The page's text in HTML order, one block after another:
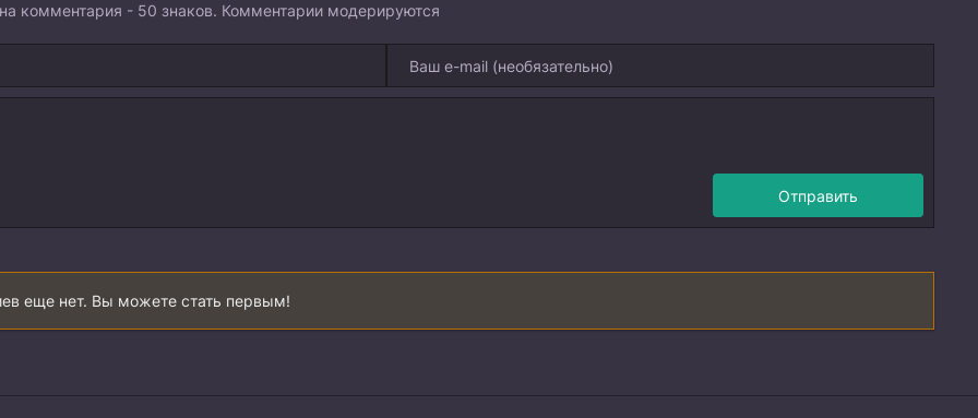
комментария - 50 знаков. Комментарии модерируются
Отправить
еще нет. Вы можете стать первым!